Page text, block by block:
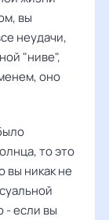
вы
неудачи,
"ниве",
оно
то это
вы никак не
- если вы